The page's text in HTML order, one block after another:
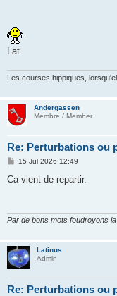
Lat
Les courses hippiques,
Andergassen
Membre / Member
Re: Perturbations ou
P
s
15 Jul 2026 12:49
Ca vient de repartir.
Par de bons mots foudroyons
Latinus
Admin
Re: Perturbations ou